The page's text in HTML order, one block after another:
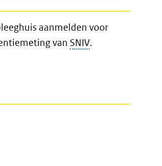
aanmelden voor
van SNIV.